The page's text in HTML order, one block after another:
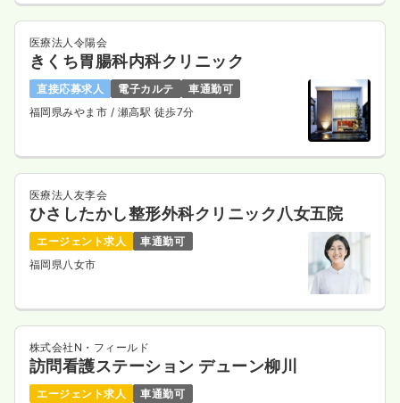
医療法人令陽会
きくち胃腸科内科クリニック
直接応募求人 電子カルテ
車通勤可
福岡県みやま市 / 瀬高駅 徒歩7分
医療法人友李会
ひさしたかし整形外科クリニック八女五院
エージェント求人
車通勤可
福岡県八女市
株式会社N・フィールド
訪問看護ステーション デューン柳川
エージェント求人 車通勤可